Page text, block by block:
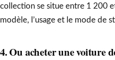
collection se situe entre 1 200
modèle, l’usage et le mode de
4. Ou acheter une voiture